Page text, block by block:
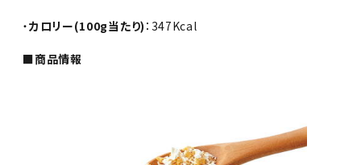
・カロリー(100g当たり) ：347Kcal
■商品情報